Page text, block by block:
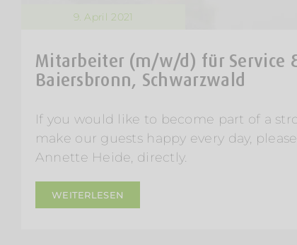
9. April 2021
Mitarbeiter (m/w/d) für Service
Baiersbronn, Schwarzwald
If you would like to become part of a
make our guests happy every day,
Annette Heide, directly.
WEITERLESEN